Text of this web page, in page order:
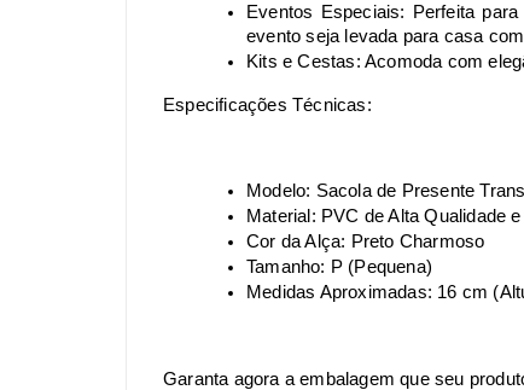
Eventos Especiais: Perfeita
evento seja levada para casa
Kits e Cestas: Acomoda com
Especificações Técnicas:
Modelo: Sacola de Presente
Material: PVC de Alta Qualidade
Cor da Alça: Preto Charmoso
Tamanho: P (Pequena)
Medidas Aproximadas: 16 cm
Garanta agora a embalagem que seu